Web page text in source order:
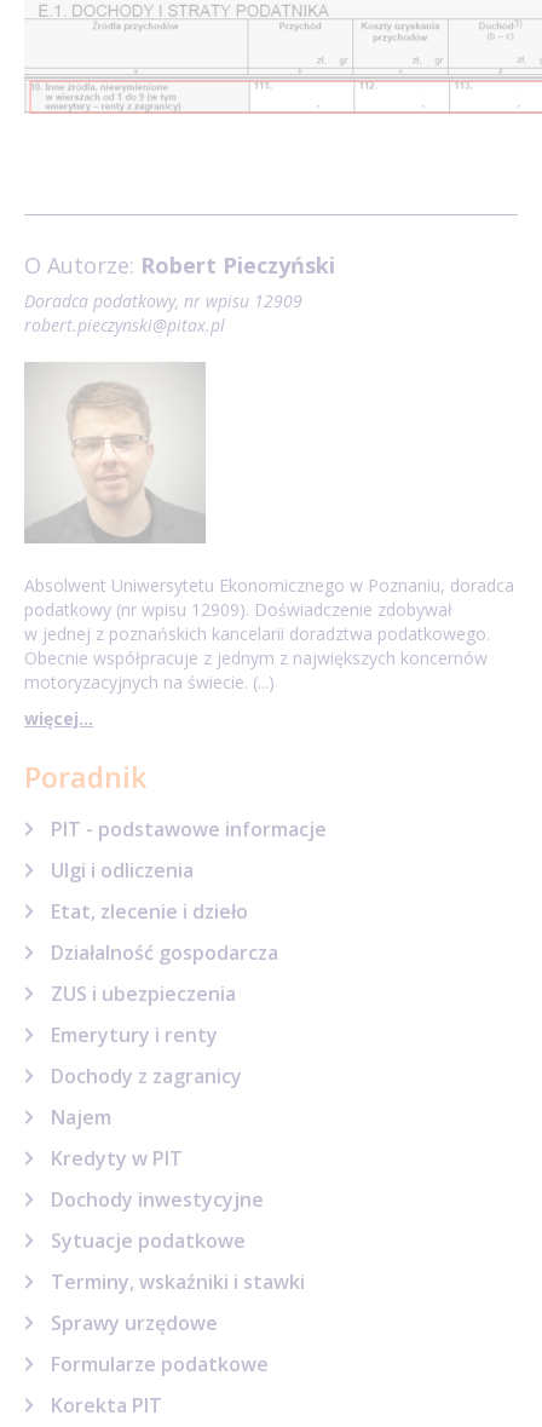
O Autorze: Robert Pieczyński
Doradca podatkowy, nr wpisu 12909
robert.pieczynski@pitax.pl
Absolwent Uniwersytetu Ekonomicznego w Poznaniu, doradca
podatkowy (nr wpisu 12909). Doświadczenie zdobywał
w jednej z poznańskich kancelarii doradztwa podatkowego.
Obecnie współpracuje z jednym z największych koncernów
motoryzacyjnych na świecie. (...)
więcej...
Poradnik
PIT - podstawowe informacje
Ulgi i odliczenia
Etat, zlecenie i dzieło
Działalność gospodarcza
ZUS i ubezpieczenia
Emerytury i renty
Dochody z zagranicy
Najem
Kredyty w PIT
Dochody inwestycyjne
Sytuacje podatkowe
Terminy, wskaźniki i stawki
Sprawy urzędowe
Formularze podatkowe
Korekta PIT